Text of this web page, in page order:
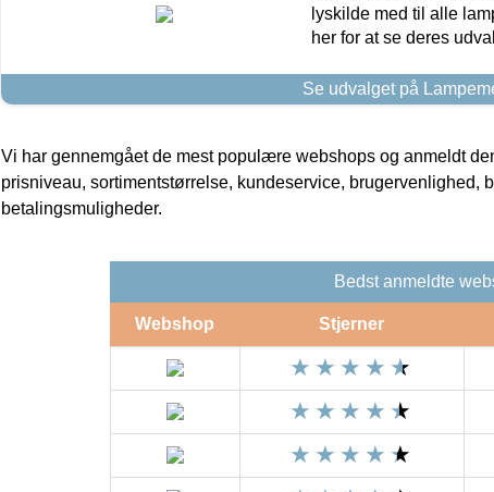
lyskilde med til alle
her for at se deres
Se udvalget på
Vi har gennemgået de mest populære webshops og anmeldt
prisniveau, sortimentstørrelse, kundeservice, brugervenlighed,
betalingsmuligheder.
Bedst anmeldte
Webshop Stjerner